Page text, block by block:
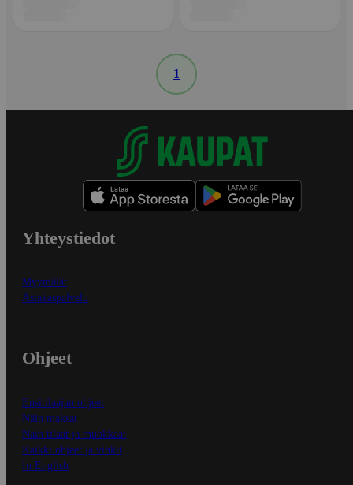
1
Yhteystiedot
Myymälät
Asiakaspalvelu
Ohjeet
Ensitilaajan ohjeet
Näin maksat
Näin tilaat ja muokkaat
Kaikki ohjeet ja vinkit
In English